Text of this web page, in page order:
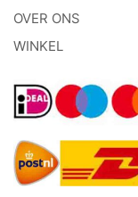
OVER ONS
WINKEL